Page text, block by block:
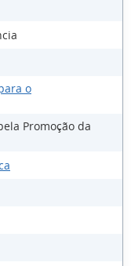
o
Promoção da